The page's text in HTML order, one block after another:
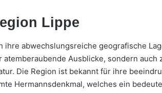
Lippe
ihre abwechslungsreiche geografische
atemberaubende Ausblicke, sondern auch
Die Region ist bekannt für ihre
Hermannsdenkmal, welches ein